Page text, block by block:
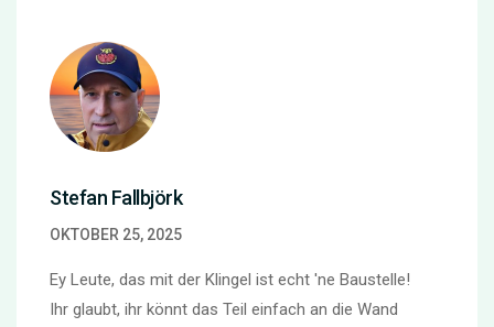
Stefan Fallbjörk
OKTOBER 25, 2025
Ey Leute, das mit der Klingel ist echt 'ne Baustelle!
Ihr glaubt, ihr könnt das Teil einfach an die Wand